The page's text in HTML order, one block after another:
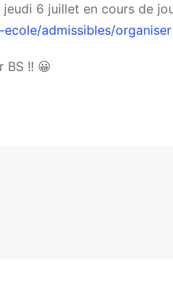
6 juillet en cours de
admissibles/organiser
BS !! 😀